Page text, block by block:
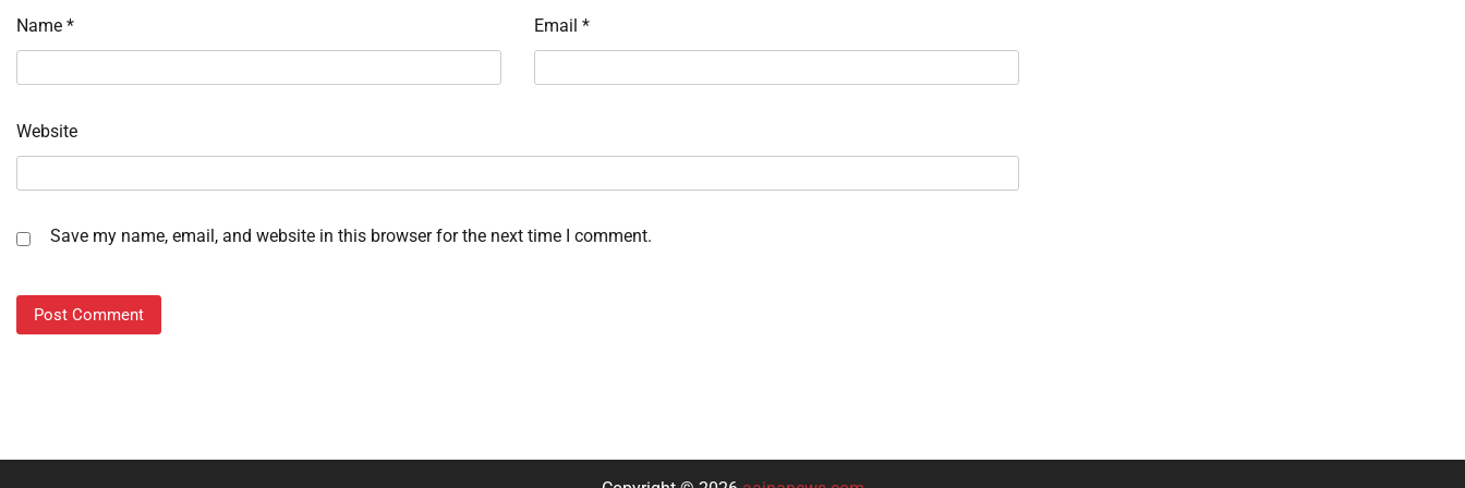
Name * Email *
Website
Save my name, email, and website in this browser for the next time I comment.